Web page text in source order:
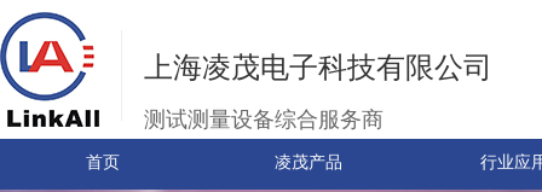
上海凌茂电子科技有限公司
测试测量设备综合服务商
首页 凌茂产品 行业应